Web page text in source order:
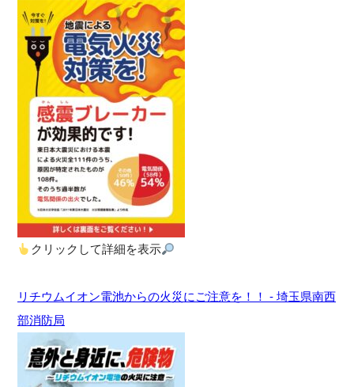
クリックして詳細を表示
リチウムイオン電池からの火災にご注意を！！ - 埼玉県南西
部消防局